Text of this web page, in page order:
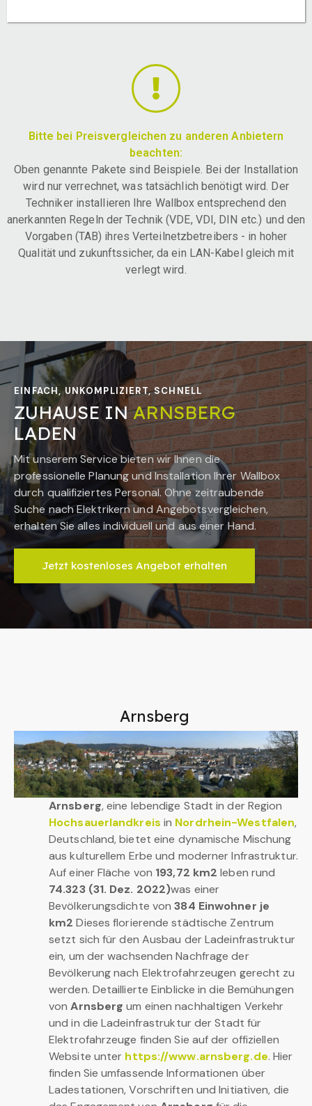
Bitte bei Preisvergleichen zu anderen Anbietern
beachten:
Oben genannte Pakete sind Beispiele. Bei der Installation
wird nur verrechnet, was tatsächlich benötigt wird. Der
Techniker installieren Ihre Wallbox entsprechend den
anerkannten Regeln der Technik (VDE, VDI, DIN etc.) und den
Vorgaben (TAB) ihres Verteilnetzbetreibers - in hoher
Qualität und zukunftssicher, da ein LAN-Kabel gleich mit
verlegt wird.
EINFACH, UNKOMPLIZIERT, SCHNELL
ZUHAUSE INARNSBERG
LADEN
Mit unserem Service bieten wir Ihnen die
professionelle Planung und Installation Ihrer Wallbox
durch qualifiziertes Personal. Ohne zeitraubende
Suche nach Elektrikern und Angebotsvergleichen,
erhalten Sie alles individuell und aus einer Hand.
Jetzt kostenloses Angebot erhalten
Arnsberg
Arnsberg, eine lebendige Stadt in der Region
Hochsauerlandkreis in Nordrhein-Westfalen,
Deutschland, bietet eine dynamische Mischung
aus kulturellem Erbe und moderner Infrastruktur.
Auf einer Fläche von 193,72 km2 leben rund
74.323 (31. Dez. 2022)was einer
Bevölkerungsdichte von384 Einwohner je
km2 Dieses florierende städtische Zentrum
setzt sich für den Ausbau der Ladeinfrastruktur
ein, um der wachsenden Nachfrage der
Bevölkerung nach Elektrofahrzeugen gerecht zu
werden. Detaillierte Einblicke in die Bemühungen
vonArnsberg um einen nachhaltigen Verkehr
und in die Ladeinfrastruktur der Stadt für
Elektrofahrzeuge finden Sie auf der offiziellen
Website unter https://www.arnsberg.de. Hier
finden Sie umfassende Informationen über
Ladestationen, Vorschriften und Initiativen, die